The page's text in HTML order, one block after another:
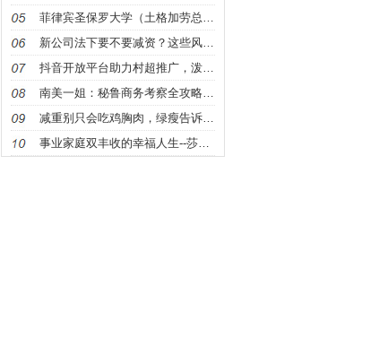
菲律宾圣保罗大学（土格加劳总校）再传喜讯！2024
新公司法下要不要减资？这些风险要考虑！
抖音开放平台助力村超推广，泼天流量带来经济发展新路
南美一姐：秘鲁商务考察全攻略，外贸公司和工厂必读指
减重别只会吃鸡胸肉，绿瘦告诉你还有哪些肉类更值得吃
事业家庭双丰收的幸福人生--莎蔓莉莎员工刘兴